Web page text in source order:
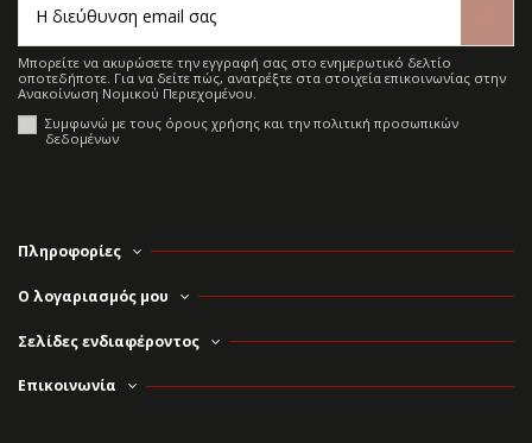
Μπορείτε να ακυρώσετε την εγγραφή σας στο ενημερωτικό δελτίο
οποτεδήποτε. Για να δείτε πώς, ανατρέξτε στα στοιχεία επικοινωνίας στην
Ανακοίνωση Νομικού Περιεχομένου.
Συμφωνώ με τους όρους χρήσης και την πολιτική προσωπικών
δεδομένων
Πληροφορίες
Ο λογαριασμός μου
Σελίδες ενδιαφέροντος
Επικοινωνία